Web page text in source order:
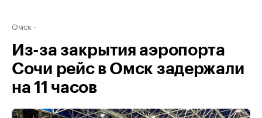
Омск
Из-за закрытия аэропорта
Сочи рейс в Омск задержали
на 11 часов